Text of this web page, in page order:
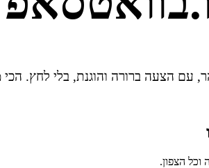
עם הצעה ברורה והוגנת, בלי לחץ.
וכל הצפון.